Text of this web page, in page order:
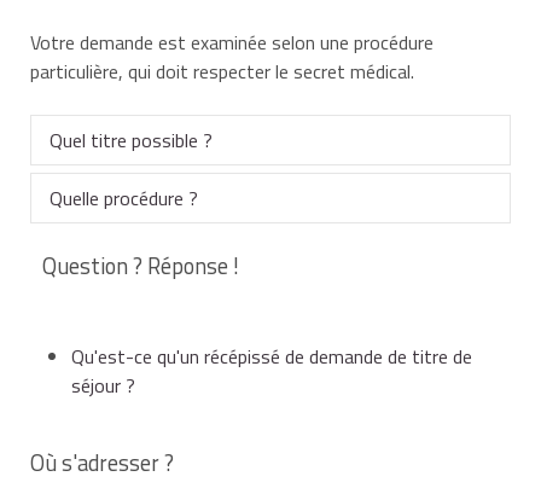
Votre demande est examinée selon une procédure
particulière, qui doit respecter le secret médical.
Quel titre possible ?
Suivant l'ancienneté de votre séjour en France, vous
pouvez recevoir :
carte de séjour vie privée et familiale
vous résidez depuis au moins un an en France,
ou uneautorisation provisoire de séjour
Quelle procédure ?
Préfecture
Site internet
Question ? Réponse !
Qu'est-ce qu'un récépissé de demande de titre de
séjour ?
Où s'adresser ?